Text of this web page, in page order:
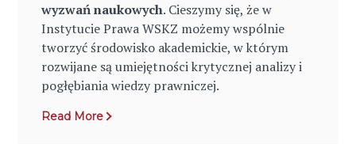
wyzwań naukowych. Cieszymy się, że w
Instytucie Prawa WSKZ możemy wspólnie
tworzyć środowisko akademickie, w którym
rozwijane są umiejętności krytycznej analizy i
pogłębiania wiedzy prawniczej.
Read More